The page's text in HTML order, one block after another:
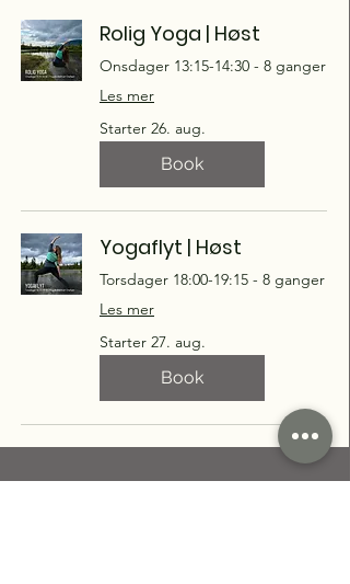
Rolig Yoga | Høst
Onsdager 13:15-14:30 - 8 ganger
Les mer
Starter 26. aug.
Book
Yogaflyt | Høst
Torsdager 18:00-19:15 - 8 ganger
Les mer
Starter 27. aug.
Book